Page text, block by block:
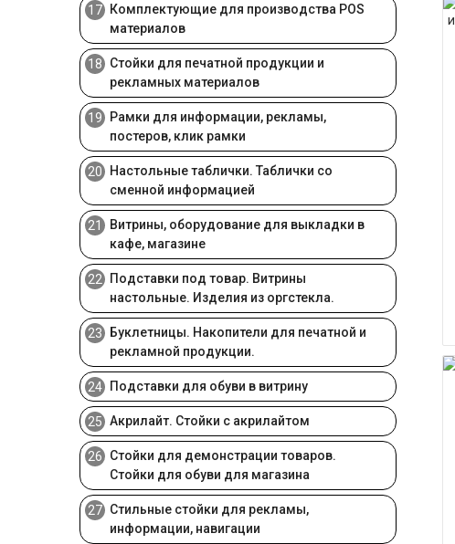
17
Комплектующие для производства POS
материалов
18
Стойки для печатной продукции и
рекламных материалов
19
Рамки для информации, рекламы,
постеров, клик рамки
20
Настольные таблички. Таблички со
сменной информацией
21
Витрины, оборудование для выкладки в
кафе, магазине
22
Подставки под товар. Витрины
настольные. Изделия из оргстекла.
23
Буклетницы. Накопители для печатной и
рекламной продукции.
24 Подставки для обуви в витрину
25 Акрилайт. Стойки с акрилайтом
26
Стойки для демонстрации товаров.
Стойки для обуви для магазина
27 Стильные стойки для рекламы,
информации, навигации